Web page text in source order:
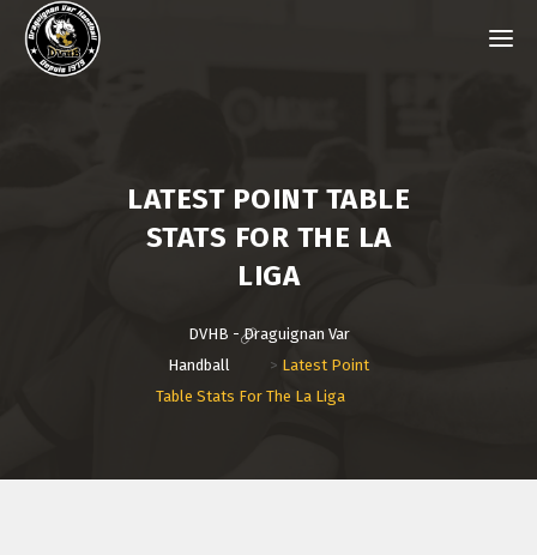
LATEST POINT TABLE
STATS FOR THE LA
LIGA
DVHB - Draguignan Var
Handball
> Latest Point
Table Stats For The La Liga